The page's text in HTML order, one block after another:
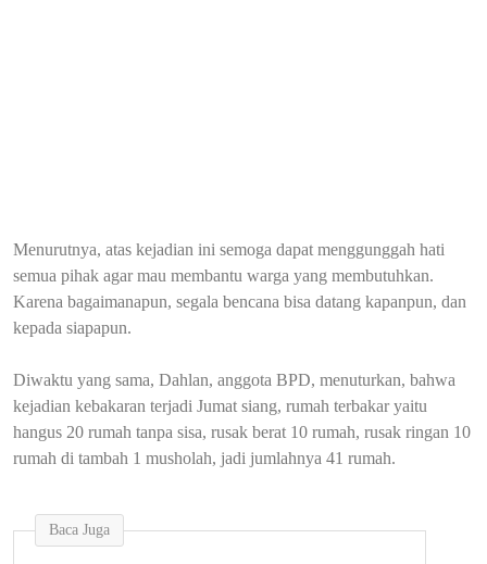
Menurutnya, atas kejadian ini semoga dapat menggunggah hati
semua pihak agar mau membantu warga yang membutuhkan.
Karena bagaimanapun, segala bencana bisa datang kapanpun, dan
kepada siapapun.
Diwaktu yang sama, Dahlan, anggota BPD, menuturkan, bahwa
kejadian kebakaran terjadi Jumat siang, rumah terbakar yaitu
hangus 20 rumah tanpa sisa, rusak berat 10 rumah, rusak ringan 10
rumah di tambah 1 musholah, jadi jumlahnya 41 rumah.
Baca Juga